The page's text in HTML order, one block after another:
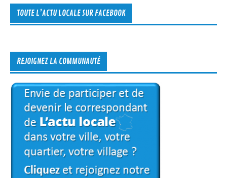
TOUTE L’ACTU LOCALE SUR FACEBOOK
REJOIGNEZ LA COMMUNAUTÉ